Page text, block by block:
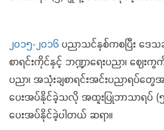
၂၀၁၅-၂၀၁၆ ပညာသင်နှစ်ကစပြီး ဒေသ
စာရင်းကိုင်နှင့် ဘဏ္ဍာရေးပညာ၊ ဈေးကွ
ပညာ၊ အသုံးချစာရင်းအင်းပညာရပ်
ပေးအပ်နိုင်ခဲ့သလို အထူးပြုဘာသာရပ်
ပေးအပ်နိုင်ခဲ့ပါတယ် ဆရာ။